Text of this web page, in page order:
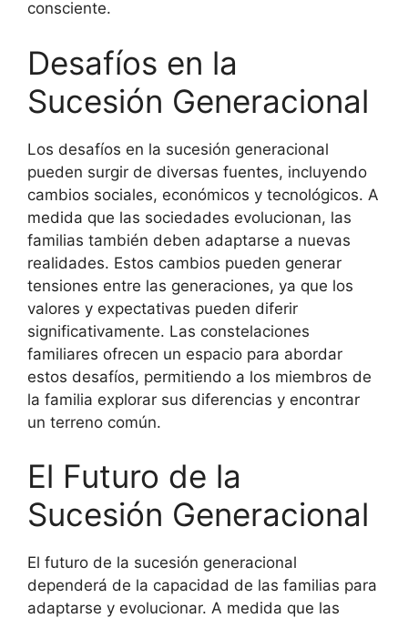
consciente.
Desafíos en la
Sucesión Generacional
Los desafíos en la sucesión generacional
pueden surgir de diversas fuentes, incluyendo
cambios sociales, económicos y tecnológicos. A
medida que las sociedades evolucionan, las
familias también deben adaptarse a nuevas
realidades. Estos cambios pueden generar
tensiones entre las generaciones, ya que los
valores y expectativas pueden diferir
significativamente. Las constelaciones
familiares ofrecen un espacio para abordar
estos desafíos, permitiendo a los miembros de
la familia explorar sus diferencias y encontrar
un terreno común.
El Futuro de la
Sucesión Generacional
El futuro de la sucesión generacional
dependerá de la capacidad de las familias para
adaptarse y evolucionar. A medida que las